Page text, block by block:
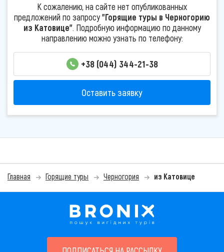
К сожалению, на сайте нет опубликованных
предложений по запросу"Горящие туры в Черногорию
из Катовице". Подробную информацию по данному
направлению можно узнать по телефону:
+38 (044) 344-21-38
Оставить заявку
Главная Горящие туры Черногория из Катовице